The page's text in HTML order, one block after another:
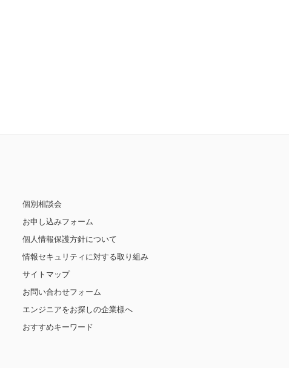
個別相談会
お申し込みフォーム
個人情報保護方針について
情報セキュリティに対する取り組み
サイトマップ
お問い合わせフォーム
エンジニアをお探しの企業様へ
おすすめキーワード